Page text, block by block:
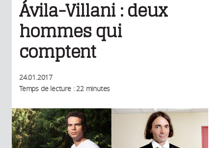
Ávila-Villani : deux
hommes qui
comptent
24.01.2017
Temps de lecture : 22 minutes